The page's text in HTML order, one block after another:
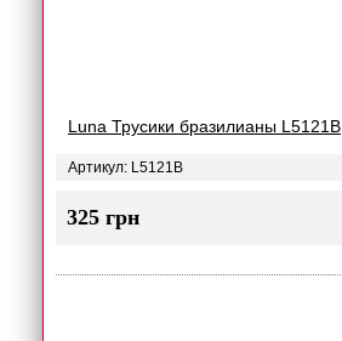
Luna Трусики бразилианы L5121B
Артикул: L5121B
325 грн